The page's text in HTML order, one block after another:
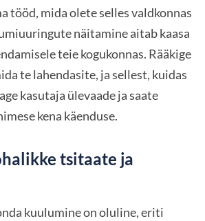
tööd, mida olete selles valdkonnas
näitamine aitab kaasa
teie kogukonnas. Rääkige
te lahendasite, ja sellest, kuidas
kasutaja ülevaade ja saate
kena käenduse.
tsitaate ja
kuulumine on oluline, eriti